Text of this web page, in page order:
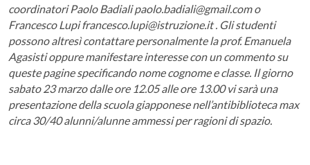
coordinatori Paolo Badiali paolo.badiali@gmail.com o
Francesco Lupi francesco.lupi@istruzione.it . Gli studenti
possono altresì contattare personalmente la prof. Emanuela
Agasisti oppure manifestare interesse con un commento su
queste pagine specificando nome cognome e classe. Il giorno
sabato 23 marzo dalle ore 12.05 alle ore 13.00 vi sarà una
presentazione della scuola giapponese nell’antibiblioteca max
circa 30/40 alunni/alunne ammessi per ragioni di spazio.